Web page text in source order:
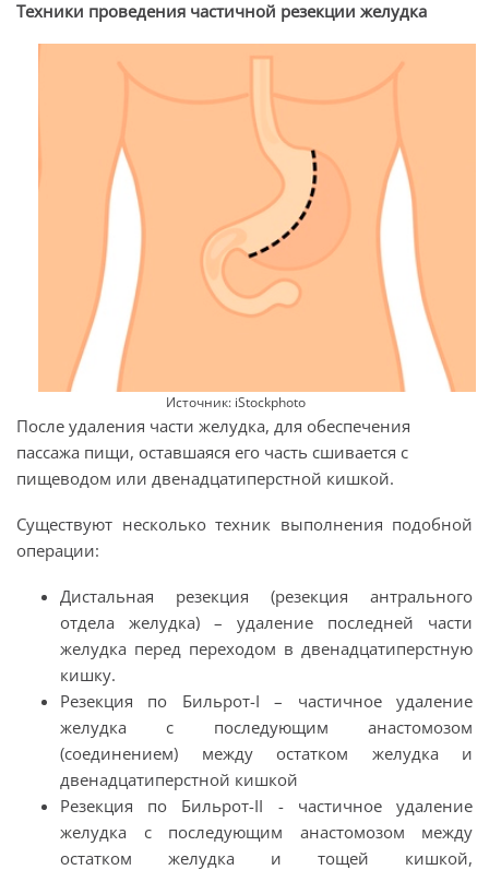
Техники проведения частичной резекции желудка
Источник: iStockphoto
После удаления части желудка, для обеспечения
пассажа пищи, оставшаяся его часть сшивается с
пищеводом или двенадцатиперстной кишкой.
Существуют несколько техник выполнения подобной
операции:
Дистальная резекция (резекция антрального
отдела желудка) – удаление последней части
желудка перед переходом в двенадцатиперстную
кишку.
Резекция по Бильрот-I – частичное удаление
желудка с последующим анастомозом
(соединением) между остатком желудка и
двенадцатиперстной кишкой
Резекция по Бильрот-II - частичное удаление
желудка с последующим анастомозом между
остатком желудка и тощей кишкой,